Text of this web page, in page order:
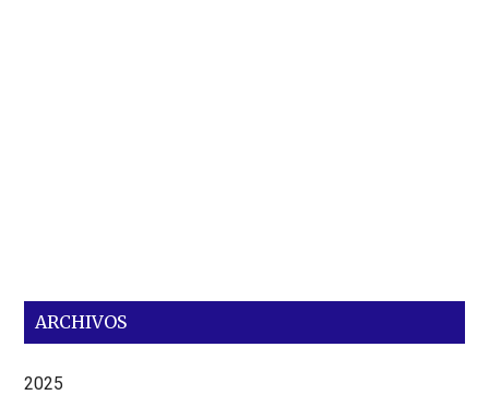
ARCHIVOS
2025